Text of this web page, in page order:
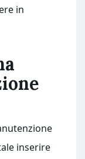
in
inserire